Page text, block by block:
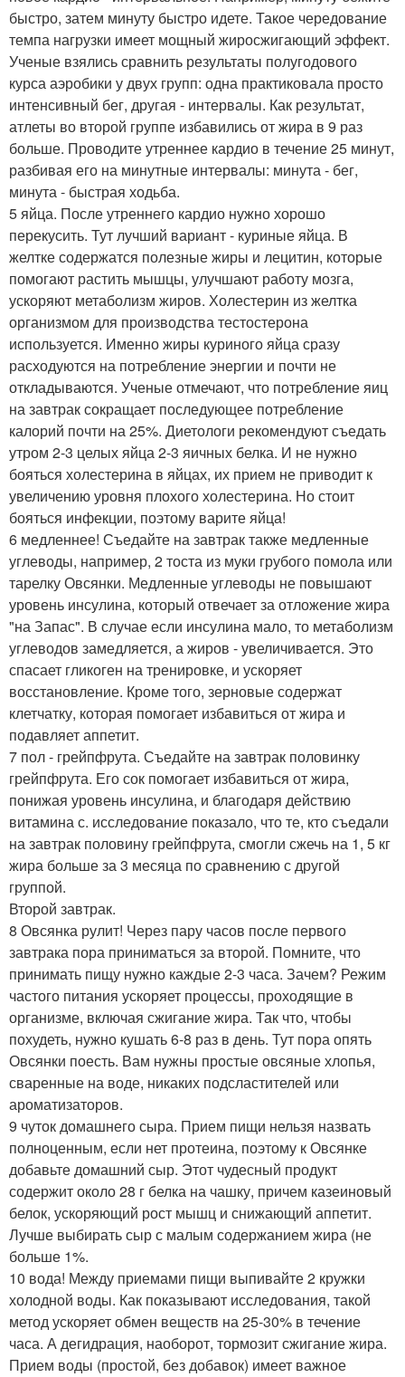
быстро, затем минуту быстро идете. Такое чередование
темпа нагрузки имеет мощный жиросжигающий эффект.
Ученые взялись сравнить результаты полугодового
курса аэробики у двух групп: одна практиковала просто
интенсивный бег, другая - интервалы. Как результат,
атлеты во второй группе избавились от жира в 9 раз
больше. Проводите утреннее кардио в течение 25 минут,
разбивая его на минутные интервалы: минута - бег,
минута - быстрая ходьба.
5 яйца. После утреннего кардио нужно хорошо
перекусить. Тут лучший вариант - куриные яйца. В
желтке содержатся полезные жиры и лецитин, которые
помогают растить мышцы, улучшают работу мозга,
ускоряют метаболизм жиров. Холестерин из желтка
организмом для производства тестостерона
используется. Именно жиры куриного яйца сразу
расходуются на потребление энергии и почти не
откладываются. Ученые отмечают, что потребление яиц
на завтрак сокращает последующее потребление
калорий почти на 25%. Диетологи рекомендуют съедать
утром 2-3 целых яйца 2-3 яичных белка. И не нужно
бояться холестерина в яйцах, их прием не приводит к
увеличению уровня плохого холестерина. Но стоит
бояться инфекции, поэтому варите яйца!
6 медленнее! Съедайте на завтрак также медленные
углеводы, например, 2 тоста из муки грубого помола или
тарелку Овсянки. Медленные углеводы не повышают
уровень инсулина, который отвечает за отложение жира
"на Запас". В случае если инсулина мало, то метаболизм
углеводов замедляется, а жиров - увеличивается. Это
спасает гликоген на тренировке, и ускоряет
восстановление. Кроме того, зерновые содержат
клетчатку, которая помогает избавиться от жира и
подавляет аппетит.
7 пол - грейпфрута. Съедайте на завтрак половинку
грейпфрута. Его сок помогает избавиться от жира,
понижая уровень инсулина, и благодаря действию
витамина с. исследование показало, что те, кто съедали
на завтрак половину грейпфрута, смогли сжечь на 1, 5 кг
жира больше за 3 месяца по сравнению с другой
группой.
Второй завтрак.
8 Овсянка рулит! Через пару часов после первого
завтрака пора приниматься за второй. Помните, что
принимать пищу нужно каждые 2-3 часа. Зачем? Режим
частого питания ускоряет процессы, проходящие в
организме, включая сжигание жира. Так что, чтобы
похудеть, нужно кушать 6-8 раз в день. Тут пора опять
Овсянки поесть. Вам нужны простые овсяные хлопья,
сваренные на воде, никаких подсластителей или
ароматизаторов.
9 чуток домашнего сыра. Прием пищи нельзя назвать
полноценным, если нет протеина, поэтому к Овсянке
добавьте домашний сыр. Этот чудесный продукт
содержит около 28 г белка на чашку, причем казеиновый
белок, ускоряющий рост мышц и снижающий аппетит.
Лучше выбирать сыр с малым содержанием жира (не
больше 1%.
10 вода! Между приемами пищи выпивайте 2 кружки
холодной воды. Как показывают исследования, такой
метод ускоряет обмен веществ на 25-30% в течение
часа. А дегидрация, наоборот, тормозит сжигание жира.
Прием воды (простой, без добавок) имеет важное